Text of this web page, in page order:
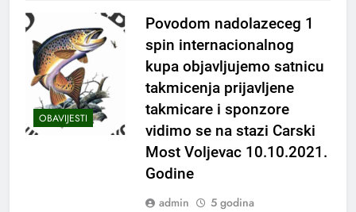
OBAVIJESTI
Povodom nadolazeceg 1
spin internacionalnog
kupa objavljujemo satnicu
takmicenja prijavljene
takmicare i sponzore
vidimo se na stazi Carski
Most Voljevac 10.10.2021.
Godine
admin
5 godina